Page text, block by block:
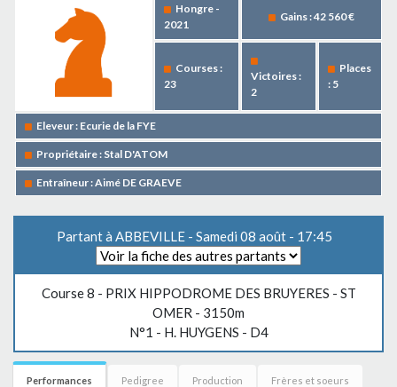
Hongre -
2021
Gains : 42 560 €
Courses :
23
Victoires :
2
Places
: 5
Eleveur : Ecurie de la FYE
Propriétaire : Stal D'ATOM
Entraîneur : Aimé DE GRAEVE
Partant à ABBEVILLE - Samedi 08 août - 17:45
Course 8 - PRIX HIPPODROME DES BRUYERES - ST
OMER - 3150m
N°1 - H. HUYGENS - D4
Performances Pedigree Production Frères et soeurs